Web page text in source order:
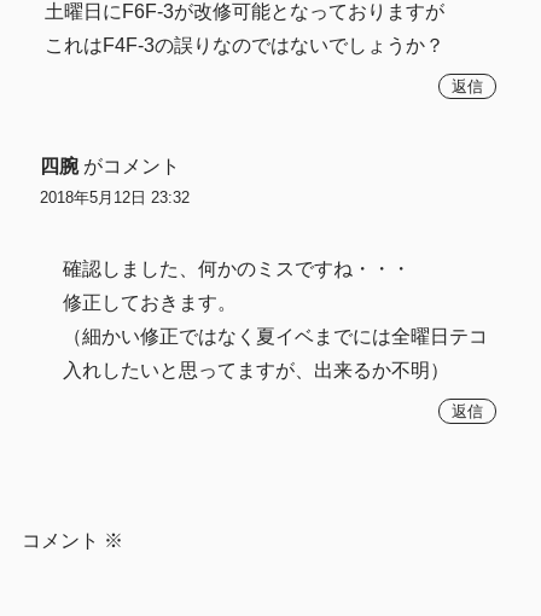
土曜日にF6F-3が改修可能となっておりますが
これはF4F-3の誤りなのではないでしょうか？
返信
四腕 がコメント
2018年5月12日 23:32
確認しました、何かのミスですね・・・
修正しておきます。
（細かい修正ではなく夏イベまでには全曜日テコ
入れしたいと思ってますが、出来るか不明）
返信
コメント ※